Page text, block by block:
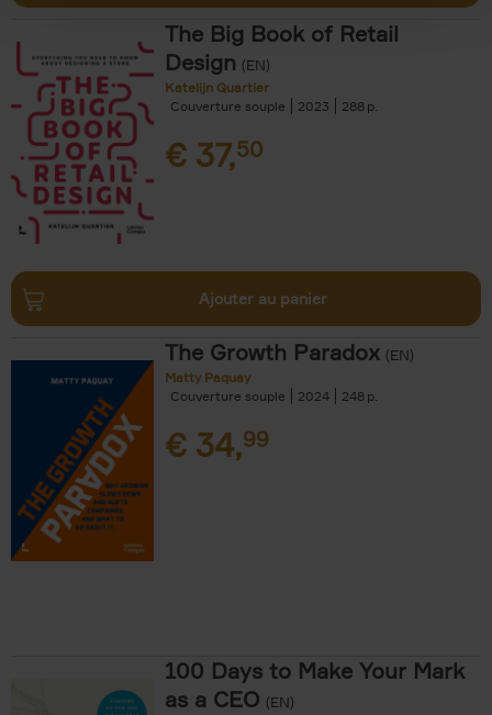
The Big Book of Retail
Design (EN)
Katelijn Quartier
Couverture souple
2023 288
€ 37,50
Ajouter au panier
The Growth Paradox (EN)
Matty Paquay
Couverture souple
2024 248
€ 34,99
100 Days to Make Your Mark
as a CEO (EN)